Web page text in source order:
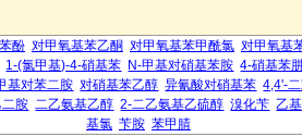
酚 对甲氧基苯乙酮 对甲氧基苯甲酰氯 对甲氧基
1-(氯甲基)-4-硝基苯 N-甲基对硝基苯胺 4-硝基苯
基对苯二胺 对硝基苯乙醇 异氰酸对硝基苯 4,4'-
二胺 二乙氨基乙醇 2-二乙氨基乙硫醇 溴化苄 乙
基氯 苄胺 苯甲腈